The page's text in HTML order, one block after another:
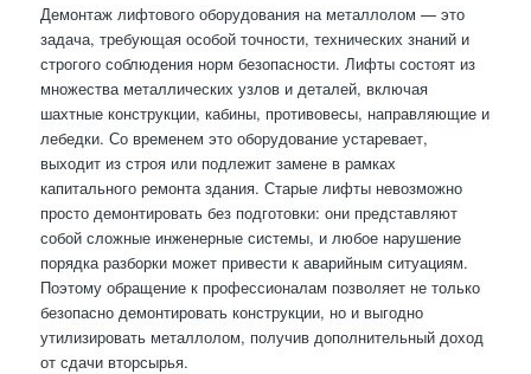
Демонтаж лифтового оборудования на металлолом — это
задача, требующая особой точности, технических знаний и
строгого соблюдения норм безопасности. Лифты состоят из
множества металлических узлов и деталей, включая
шахтные конструкции, кабины, противовесы, направляющие и
лебедки. Со временем это оборудование устаревает,
выходит из строя или подлежит замене в рамках
капитального ремонта здания. Старые лифты невозможно
просто демонтировать без подготовки: они представляют
собой сложные инженерные системы, и любое нарушение
порядка разборки может привести к аварийным ситуациям.
Поэтому обращение к профессионалам позволяет не только
безопасно демонтировать конструкции, но и выгодно
утилизировать металлолом, получив дополнительный доход
от сдачи вторсырья.